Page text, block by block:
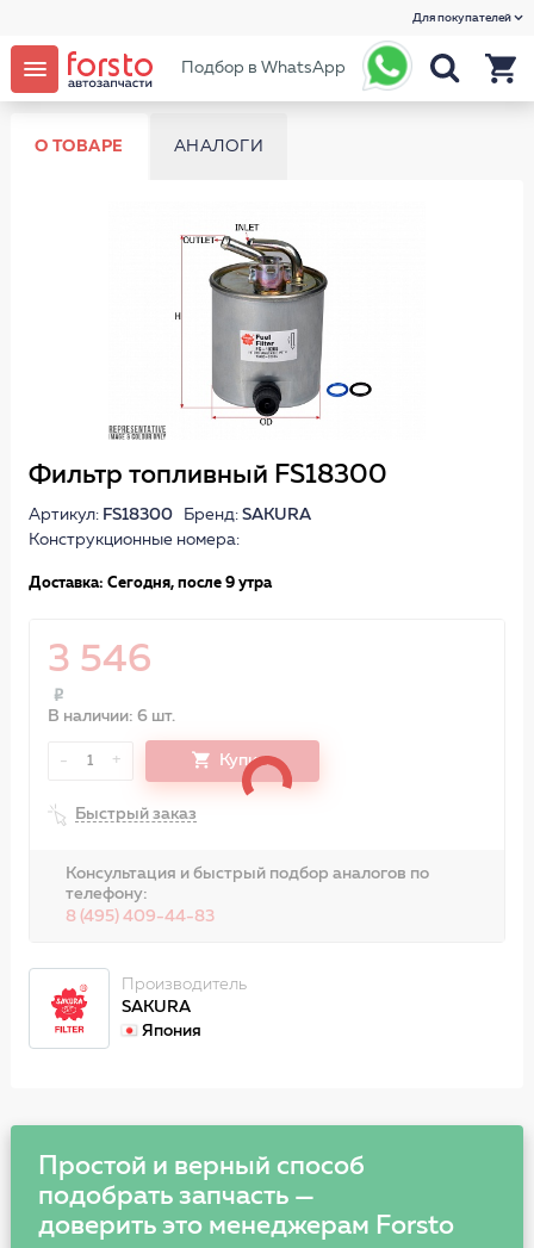
Для покупателей
Подбор в WhatsApp
О ТОВАРЕ АНАЛОГИ
Фильтр топливный FS18300
Артикул: FS18300Бренд: SAKURA
Конструкционные номера:
Доставка: Сегодня, после 9 утра
3 546
В наличии: 6 шт.
- 1 + Купить
Быстрый заказ
Консультация и быстрый подбор аналогов по
телефону:
8 (495) 409-44-83
Производитель
SAKURA
Япония
Простой и верный способ
подобрать запчасть —
доверить это менеджерам Forsto